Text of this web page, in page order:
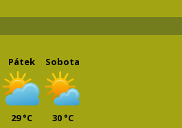
Pátek
29 °C
Sobota
30 °C